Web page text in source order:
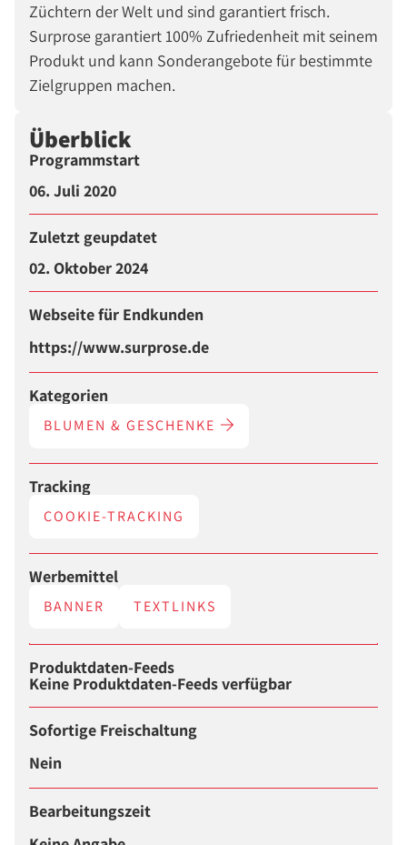
Züchtern der Welt und sind garantiert frisch.
Surprose garantiert 100% Zufriedenheit mit seinem
Produkt und kann Sonderangebote für bestimmte
Zielgruppen machen.
Überblick
Programmstart
06. Juli 2020
Zuletzt geupdatet
02. Oktober 2024
Webseite für Endkunden
https://www.surprose.de
Kategorien
BLUMEN & GESCHENKE
Tracking
COOKIE-TRACKING
Werbemittel
BANNER TEXTLINKS
Produktdaten-Feeds
Keine Produktdaten-Feeds verfügbar
Sofortige Freischaltung
Nein
Bearbeitungszeit